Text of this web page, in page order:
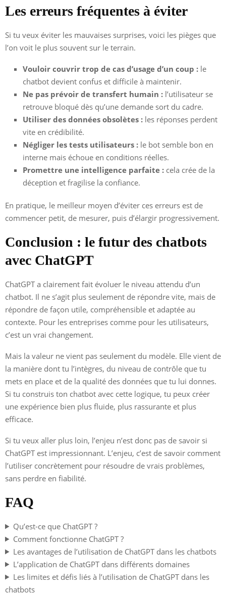
Les erreurs fréquentes à éviter
Si tu veux éviter les mauvaises surprises, voici les pièges que
l’on voit le plus souvent sur le terrain.
Vouloir couvrir trop de cas d’usage d’un coup : le
chatbot devient confus et difficile à maintenir.
Ne pas prévoir de transfert humain : l’utilisateur se
retrouve bloqué dès qu’une demande sort du cadre.
Utiliser des données obsolètes : les réponses perdent
vite en crédibilité.
Négliger les tests utilisateurs : le bot semble bon en
interne mais échoue en conditions réelles.
Promettre une intelligence parfaite : cela crée de la
déception et fragilise la confiance.
En pratique, le meilleur moyen d’éviter ces erreurs est de
commencer petit, de mesurer, puis d’élargir progressivement.
Conclusion : le futur des chatbots
avec ChatGPT
ChatGPT a clairement fait évoluer le niveau attendu d’un
chatbot. Il ne s’agit plus seulement de répondre vite, mais de
répondre de façon utile, compréhensible et adaptée au
contexte. Pour les entreprises comme pour les utilisateurs,
c’est un vrai changement.
Mais la valeur ne vient pas seulement du modèle. Elle vient de
la manière dont tu l’intègres, du niveau de contrôle que tu
mets en place et de la qualité des données que tu lui donnes.
Si tu construis ton chatbot avec cette logique, tu peux créer
une expérience bien plus fluide, plus rassurante et plus
efficace.
Si tu veux aller plus loin, l’enjeu n’est donc pas de savoir si
ChatGPT est impressionnant. L’enjeu, c’est de savoir comment
l’utiliser concrètement pour résoudre de vrais problèmes,
sans perdre en fiabilité.
FAQ
Qu’est-ce que ChatGPT ?
Comment fonctionne ChatGPT ?
Les avantages de l’utilisation de ChatGPT dans les chatbots
L’application de ChatGPT dans différents domaines
Les limites et défis liés à l’utilisation de ChatGPT dans les
chatbots